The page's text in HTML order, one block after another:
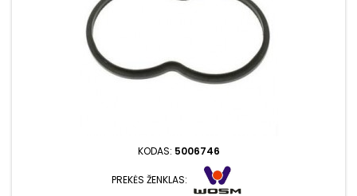
KODAS: 5006746
PREKĖS ŽENKLAS: